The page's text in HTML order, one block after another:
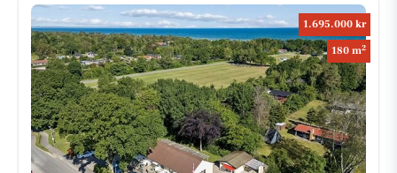
1.695.000 kr
180 m2